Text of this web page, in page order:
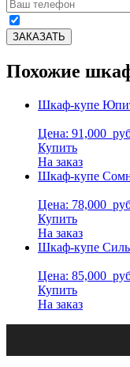
Похожие
Шкаф-купе
Цена: 91,000
Купить
На заказ
Шкаф-купе
Цена: 78,000
Купить
На заказ
Шкаф-купе
Цена: 85,000
Купить
На заказ